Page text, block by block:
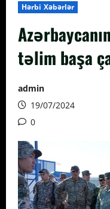
Hərbi Xəbərlər
təlim başa
admin
19/07/2024
0